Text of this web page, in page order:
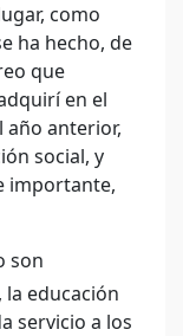
como
ha hecho, de
que
en el
año anterior,
social, y
importante,
son
educación
servicio a los